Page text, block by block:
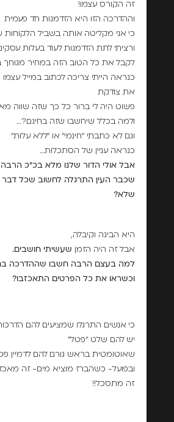
זה הקורס עצמו!
וההדרכה הזו היא הזדמנות חד פעמית
כי אני מקליטה אותה בשביל הלקוחות
ורציתי לתת הזדמנות לעוד בעלות
לקבל את כל הטוב הזה במחיר
כנראה הייתי צריכה לכתוב במייל
את צודקת
פשוט היה לי ברור כל כך שזה שווה
ולמה בכלל שיחשבו שזה בחינם?…
וגם לא כתבתי "חינמי" או "ללא עלות"
כנראה עניין של הסתכלות…
אבל אולי הדור שלנו מלא בכ"כ הרבה
שכבר העין התרגלה לחשוב שכל דבר
שלא?
היא הבינה וקיבלה,
אבל זה היה הזמן שעשיתי חושבים.
למה בעצם הרבה חשבו שההדרכה
וכשראו את כל הפרטים התאכזבו?
כי אנשים התרגלו שמציעים להם
יש להם שלט "פטל"
שאוטומטית בראש גורם להם לדמיין
ובפועל- כשהברז מוציא מים- זה
זה מתסכל!!